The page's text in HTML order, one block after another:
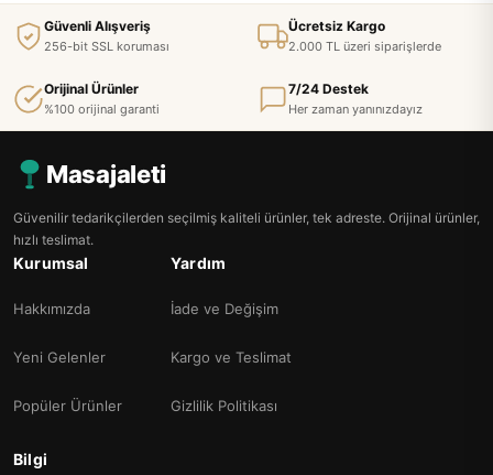
Güvenli Alışveriş
256-bit SSL koruması
Ücretsiz Kargo
2.000 TL üzeri siparişlerde
Orijinal Ürünler
%100 orijinal garanti
7/24 Destek
Her zaman yanınızdayız
Masajaleti
Güvenilir tedarikçilerden seçilmiş kaliteli ürünler, tek adreste. Orijinal ürünler,
hızlı teslimat.
Kurumsal
Hakkımızda
Yeni Gelenler
Popüler Ürünler
Yardım
İade ve Değişim
Kargo ve Teslimat
Gizlilik Politikası
Bilgi